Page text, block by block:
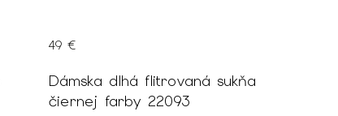
Dámska dlhá flitrovaná sukňa
čiernej farby 22093
49 €